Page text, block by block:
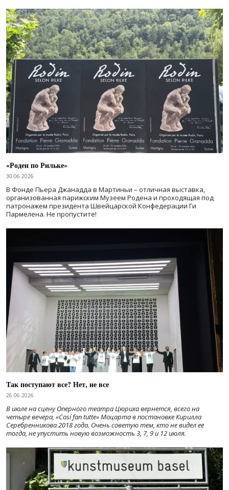
«Роден по Рильке»
30.06.2026
В Фонде Пьера Джанадда в Мартиньи – отличная выставка,
организованная парижским Музеем Родена и проходящая под
патронажем президента Швейцарской Конфедерации Ги
Пармелена. Не пропустите!
Так поступают все? Нет, не все
26.06.2026
В июле на сцену Оперного театра Цюриха вернется, всего на
четыре вечера, «Cosí fan tutte» Моцарта в постановке Кирилла
Серебренникова 2018 года. Очень советую тем, кто не видел ее
тогда, не упустить новую возможность 3, 7, 9 и 12 июля.